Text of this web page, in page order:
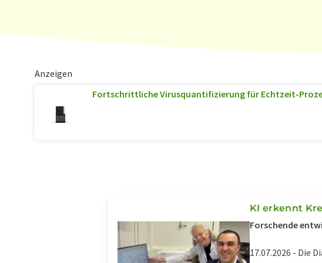
Anzeigen
Fortschrittliche Virusquantifizierung für Echtzeit-
KI erkennt
Forschende
17.07.2026 - Die